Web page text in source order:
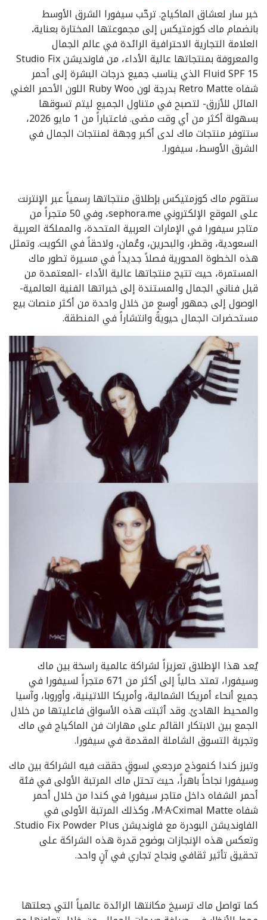
خبر سار لعشاق الماكياج. ترحّب سيفورا الشرق الأوسط
بانضمام ماك كوزمتيكس إلى مجموعتها المختارة بعناية.
العلامة التجارية الاحترافية الرائدة في عالم الجمال
والمعروفة بمنتجاتها عالية الأداء، من فاونديشن Studio Fix
Fluid SPF 15 الذي يناسب جميع درجات البشرة إلى أحمر
شفاه Retro Matte بدرجة لون Ruby Woo اللون الأحمر الغني
المائل للأزرق- لتصبح في متناول الجميع ليتم تسوقها
بسهولة أكثر من أي وقت مضى. فاعتباراً من 1 مايو 2026،
ستتوفر منتجات ماك لدى أكبر وجهة لمنتجات الجمال في
الشرق الأوسط، سيفورا.
ستقوم ماك كوزمتيكس بإطلاق منتجاتها رسمياً عبر الإنترنت
على الموقع الإلكتروني sephora.me، وفي 50 متجراً من
متاجر سيفورا في الإمارات العربية المتحدة، والمملكة العربية
السعودية، وقطر، والبحرين، وعُمان، ولاحقاً في الكويت. وتمثل
هذه الخطوة المحورية فصلاً جديداً في مسيرة تطور ماك
المستمرة، حيث تتيح منتجاتها عالية الأداء -المعتمدة من
قبل فناني الجمال والمستندة إلى خبراتها الفنية العالمية-
الوصول إلى جمهور أوسع من خلال واحدة من أكثر منصات بيع
مستحضرات الجمال حيويةً وانتشاراً في المنطقة.
يُعد هذا الإطلاق تعزيزاً لشراكة عالمية راسخة بين ماك
وسيفورا، تمتد حالياً إلى أكثر من 671 متجراً لسيفورا في
جميع أنحاء أمريكا الشمالية، وأمريكا اللاتينية، وأوروبا، وآسيا
والمحيط الهادئ. وقد أثبتت هذه الأسواق فاعليتها من خلال
الجمع بين الابتكار القائم على مهارات فن الماكياج في ماك
وتجربة التسوق الشاملة المقدمة في سيفورا.
وتبرز كندا كنموذج مرجعي لسوقٍ حققت فيه الشراكة بين ماك
وسيفورا نجاحاً باهراً، حيث تحتل ماك المرتبة الأولى في فئة
أحمر الشفاه داخل متاجر سيفورا في كندا من خلال أحمر
شفاه M·A·Cximal Matte، وكذلك المرتبة الأولى في
الفاونديشن البودرة مع فاونديشن Studio Fix Powder Plus.
وتعكس هذه الإنجازات بوضوح قدرة هذه الشراكة على
تحقيق تأثير ثقافي ونجاح تجاري في آنٍ واحد.
كما تواصل ماك ترسيخ مكانتها الرائدة عالمياً التي جعلتها